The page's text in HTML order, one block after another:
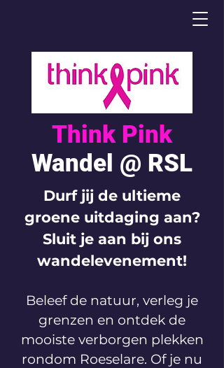
Think Pink
Wandel @ RSL
Durf jij de ultieme
groene uitdaging aan?
Sluit je aan bij ons
wandelevenement!
Beleef de natuur, verleg je
grenzen en ontdek de
mooiste verborgen plekken
rondom Roeselare. Of je nu